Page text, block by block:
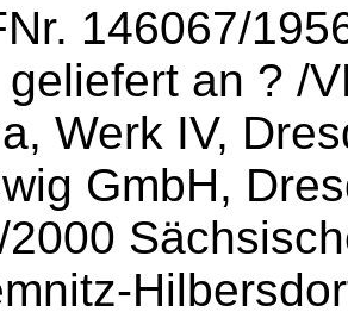
146067/
geliefert an ? /
Werk IV,
GmbH,